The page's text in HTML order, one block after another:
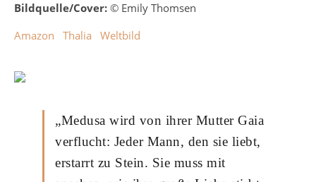
Bildquelle/Cover: © Emily Thomsen
Amazon
Thalia Weltbild
„Medusa wird von ihrer Mutter Gaia
verflucht: Jeder Mann, den sie liebt,
erstarrt zu Stein. Sie muss mit